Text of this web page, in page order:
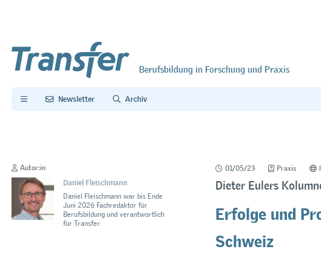
Berufsbildung in Forschung und Praxis
Newsletter Archiv
Autor:in
Daniel Fleischmann
Daniel Fleischmann war bis Ende
Juni 2026 Fachredaktor für
Berufsbildung und verantwortlich
für Transfer.
01/05/23 Praxis
Dieter Eulers
Erfolge und
Schweiz